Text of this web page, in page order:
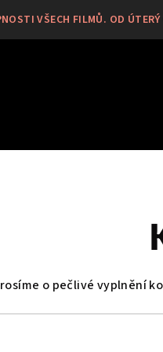
VŠECH FILMŮ. OD
o pečlivé vyplnění